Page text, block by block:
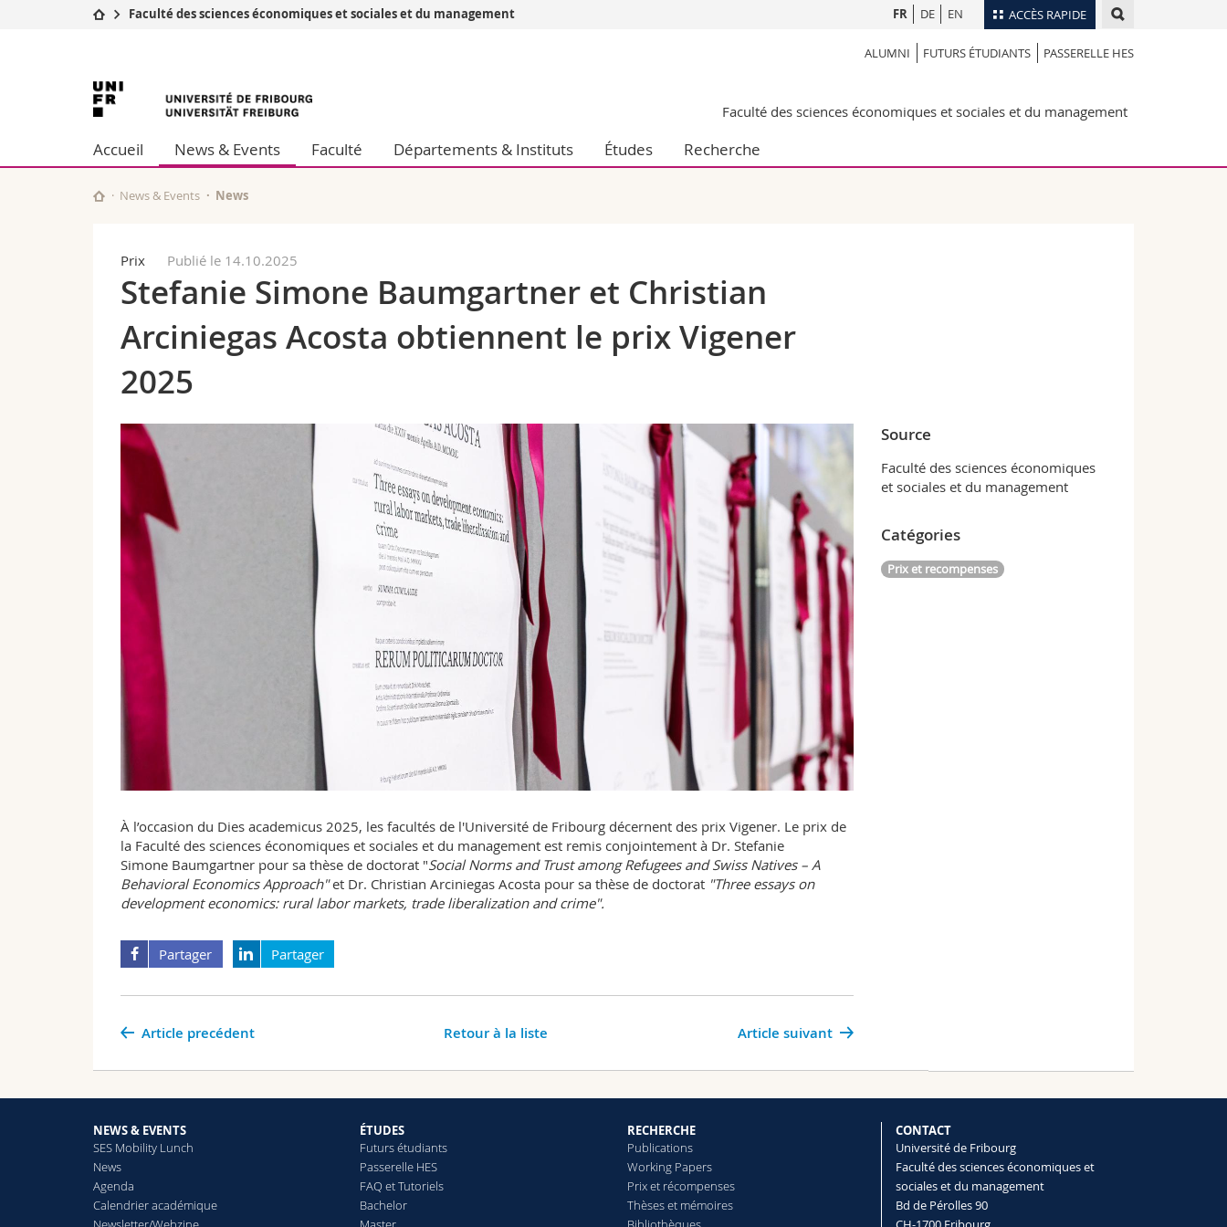
ACCÈS RAPIDE
Etudes
Campus
Université
Formation continue
Lettres et sciences humaines
Sciences de l'éducation et de la formation
Etudiants
Chercheurs
Collaborateurs
Annuaire du personnel
Bibliothèques
Programme des cours
FR DE EN
Faculté des sciences économiques et sociales et du management
ALUMNI FUTURS ÉTUDIANTS PASSERELLE HES
Université
de
Fribourg
Faculté des sciences économiques et sociales et du management
Accueil News & Events Faculté Départements & Instituts Études Recherche
News & Events News
Prix Publié le 14.10.2025
Stefanie Simone Baumgartner et Christian
Arciniegas Acosta obtiennent le prix Vigener
2025
À l’occasion du Dies academicus 2025, les facultés de l'Université de Fribourg décernent des prix Vigener. Le prix de
la Faculté des sciences économiques et sociales et du management est remis conjointement à Dr. Stefanie
Simone Baumgartner pour sa thèse de doctorat "Social Norms and Trust among Refugees and Swiss Natives – A
Behavioral Economics Approach"et Dr. Christian Arciniegas Acosta pour sa thèse de doctorat "Three essays on
development economics: rural labor markets, trade liberalization and crime".
Partager Partager
Article suivant
Article precédent Retour à la liste
Source
Faculté des sciences économiques
et sociales et du management
Catégories
Prix et recompenses
NEWS & EVENTS
SES Mobility Lunch
News
Agenda
Calendrier académique
ÉTUDES
Futurs étudiants
Passerelle HES
FAQ et Tutoriels
Bachelor
RECHERCHE
Publications
Working Papers
Prix et récompenses
Thèses et mémoires
CONTACT
Université de Fribourg
Faculté des sciences économiques et
sociales et du management
Bd de Pérolles 90